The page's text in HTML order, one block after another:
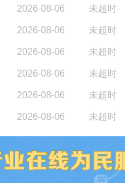
2026-08-06 未超时
2026-08-06 未超时
2026-08-06 未超时
2026-08-06 未超时
2026-08-06 未超时
2026-08-06 未超时